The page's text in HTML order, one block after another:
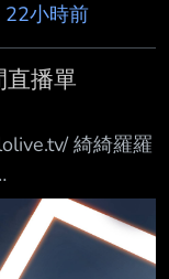
22小時前
播單
綺綺羅羅
日向光」公演
watch?